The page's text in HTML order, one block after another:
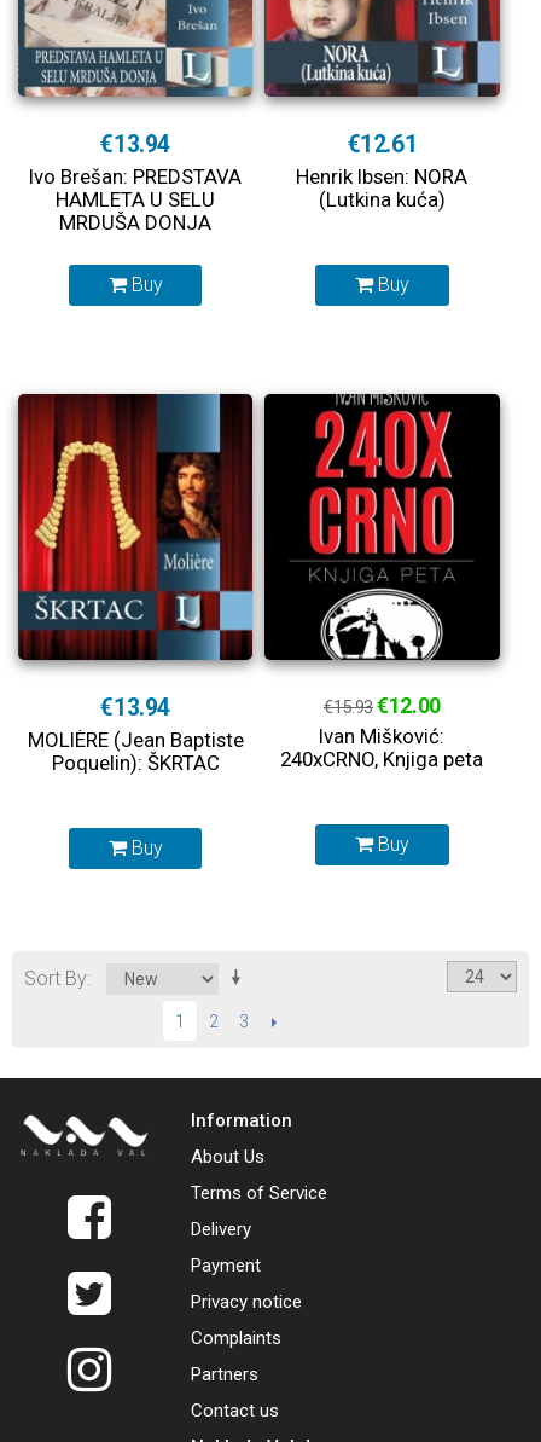
€13.94
Ivo Brešan: PREDSTAVA
HAMLETA U SELU
MRDUŠA DONJA
Buy
€12.61
Henrik Ibsen: NORA
(Lutkina kuća)
Buy
€13.94
MOLIÈRE (Jean Baptiste
Poquelin): ŠKRTAC
Buy
€15.93€12.00
Ivan Mišković:
240xCRNO, Knjiga peta
Buy
Sort By
1 2 3 NEXT
Information
About Us
Terms of Service
Delivery
Payment
Privacy notice
Complaints
Partners
Contact us